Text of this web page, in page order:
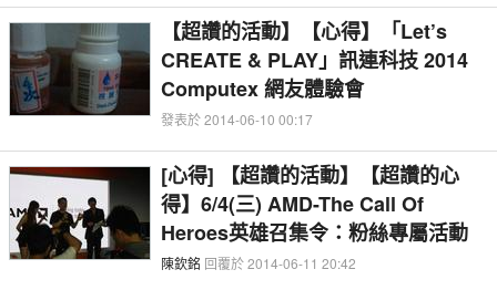
【超讚的活動】【心得】「Let’s
CREATE & PLAY」訊連科技 2014
Computex 網友體驗會
發表於 2014-06-10 00:17
[心得] 【超讚的活動】【超讚的心
得】6/4(三) AMD-The Call Of
Heroes英雄召集令：粉絲專屬活動
陳欽銘 回覆於 2014-06-11 20:42